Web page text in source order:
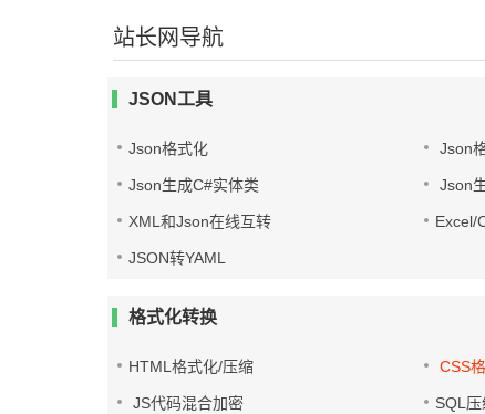
站长网导航
JSON工具
Json格式化 Json
Json生成C#实体类 Json
XML和Json在线互转 Excel/
JSON转YAML
格式化转换
HTML格式化/压缩 CSS
JS代码混合加密 SQL